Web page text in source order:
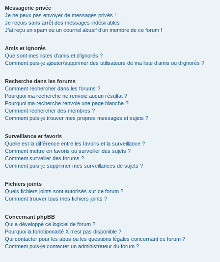
Messagerie privée
Je ne peux pas envoyer de messages privés !
Je reçois sans arrêt des messages indésirables !
J’ai reçu un spam ou un courriel abusif d’un membre de ce forum !
Amis et ignorés
Que sont mes listes d’amis et d’ignorés ?
Comment puis-je ajouter/supprimer des utilisateurs de ma liste d’amis ou d’ignorés ?
Recherche dans les forums
Comment rechercher dans les forums ?
Pourquoi ma recherche ne renvoie aucun résultat ?
Pourquoi ma recherche renvoie une page blanche ?!
Comment rechercher des membres ?
Comment puis-je trouver mes propres messages et sujets ?
Surveillance et favoris
Quelle est la différence entre les favoris et la surveillance ?
Comment mettre en favoris ou surveiller des sujets ?
Comment surveiller des forums ?
Comment puis-je supprimer mes surveillances de sujets ?
Fichiers joints
Quels fichiers joints sont autorisés sur ce forum ?
Comment trouver tous mes fichiers joints ?
Concernant phpBB
Qui a développé ce logiciel de forum ?
Pourquoi la fonctionnalité X n’est pas disponible ?
Qui contacter pour les abus ou les questions légales concernant ce forum ?
Comment puis-je contacter un administrateur du forum ?